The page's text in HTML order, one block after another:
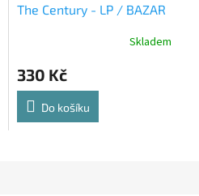
The Century - LP / BAZAR
Skladem
330 Kč
Do košíku